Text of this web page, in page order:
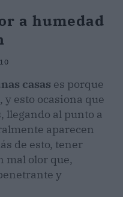
a humedad
casas es porque
esto ocasiona que
llegando al punto a
aparecen
de esto, tener
mal olor que,
y